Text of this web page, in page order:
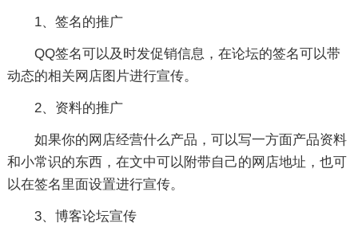
1、签名的推广
QQ签名可以及时发促销信息，在论坛的签名可以带
动态的相关网店图片进行宣传。
2、资料的推广
如果你的网店经营什么产品，可以写一方面产品资料
和小常识的东西，在文中可以附带自己的网店地址，也可
以在签名里面设置进行宣传。
3、博客论坛宣传